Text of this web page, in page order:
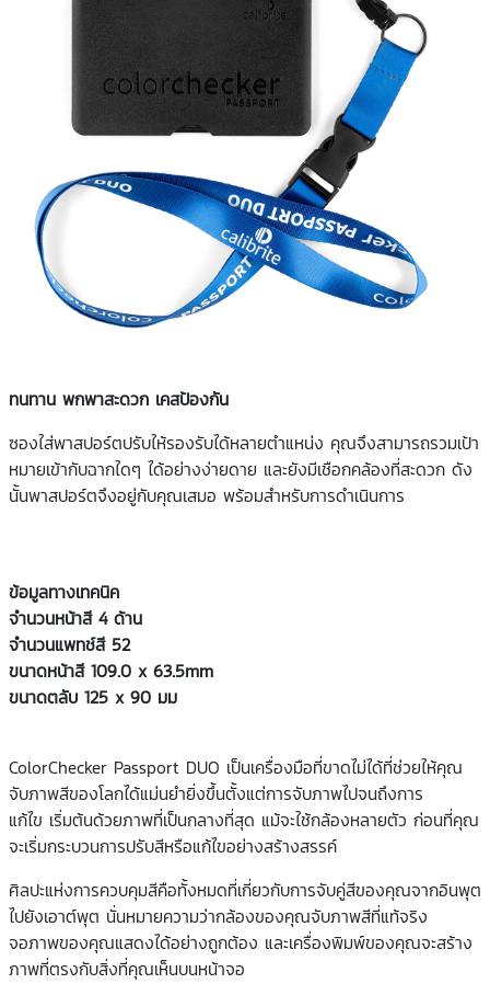
ทนทาน พกพาสะดวก เคสป้องกัน
ซองใส่พาสปอร์ตปรับให้รองรับได้หลายตำแหน่ง คุณจึงสามารถรวมเป้า
หมายเข้ากับฉากใดๆ ได้อย่างง่ายดาย และยังมีเชือกคล้องที่สะดวก ดัง
นั้นพาสปอร์ตจึงอยู่กับคุณเสมอ พร้อมสำหรับการดำเนินการ
ข้อมูลทางเทคนิค
จำนวนหน้าสี 4 ด้าน
จำนวนแพทช์สี 52
ขนาดหน้าสี 109.0 x 63.5mm
ขนาดตลับ 125 x 90 มม
ColorChecker Passport DUO เป็นเครื่องมือที่ขาดไม่ได้ที่ช่วยให้คุณ
จับภาพสีของโลกได้แม่นยำยิ่งขึ้นตั้งแต่การจับภาพไปจนถึงการ
แก้ไข เริ่มต้นด้วยภาพที่เป็นกลางที่สุด แม้จะใช้กล้องหลายตัว ก่อนที่คุณ
จะเริ่มกระบวนการปรับสีหรือแก้ไขอย่างสร้างสรรค์
ศิลปะแห่งการควบคุมสีคือทั้งหมดที่เกี่ยวกับการจับคู่สีของคุณจากอินพุต
ไปยังเอาต์พุต นั่นหมายความว่ากล้องของคุณจับภาพสีที่แท้จริง
จอภาพของคุณแสดงได้อย่างถูกต้อง และเครื่องพิมพ์ของคุณจะสร้าง
ภาพที่ตรงกับสิ่งที่คุณเห็นบนหน้าจอ